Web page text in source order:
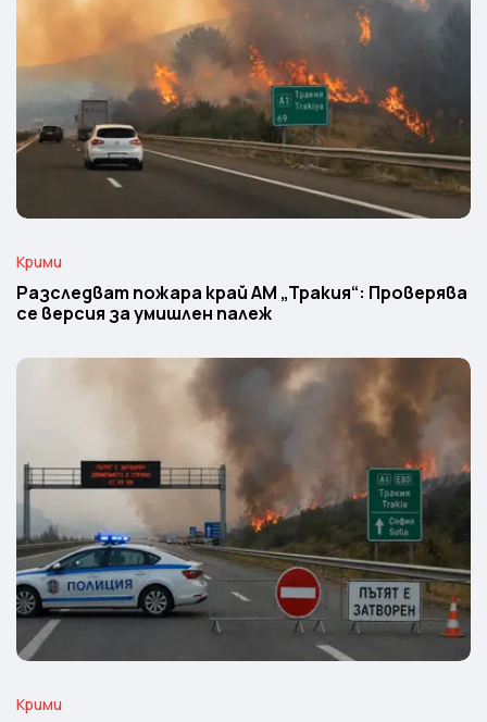
Крими
Разследват пожара край АМ „Тракия“: Проверява
се версия за умишлен палеж
Крими